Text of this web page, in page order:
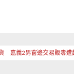
嘉義2男窗邊交易販毒遭